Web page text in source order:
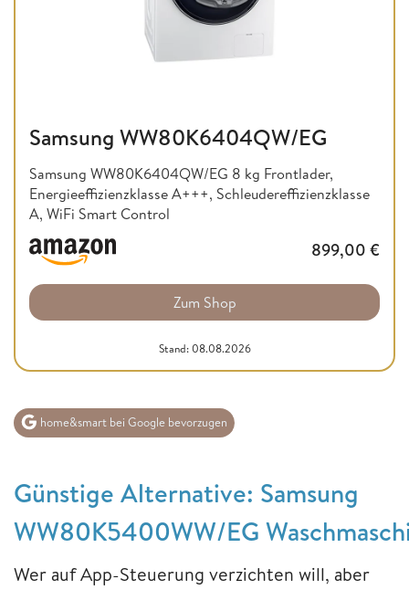
Samsung WW80K6404QW/EG
Samsung WW80K6404QW/EG 8 kg Frontlader,
Energieeffizienzklasse A+++, Schleudereffizienzklasse
A, WiFi Smart Control
899,00 €
Zum Shop
Stand: 08.08.2026
home&smart bei Google bevorzugen
Günstige Alternative: Samsung
WW80K5400WW/EG
Wer auf App-Steuerung verzichten will, aber